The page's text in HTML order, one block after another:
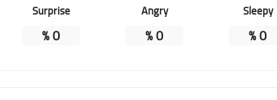
Sleepy
0
%
Angry
0
%
Surprise
0
%